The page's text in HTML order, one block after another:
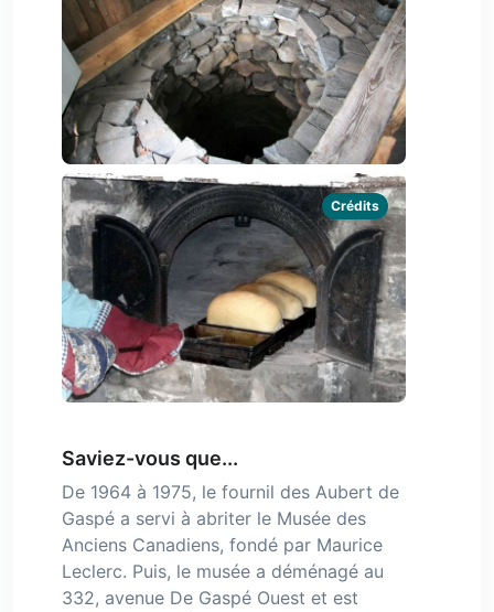
Crédits
Saviez-vous que...
De 1964 à 1975, le fournil des Aubert de
Gaspé a servi à abriter le Musée des
Anciens Canadiens, fondé par Maurice
Leclerc. Puis, le musée a déménagé au
332, avenue De Gaspé Ouest et est